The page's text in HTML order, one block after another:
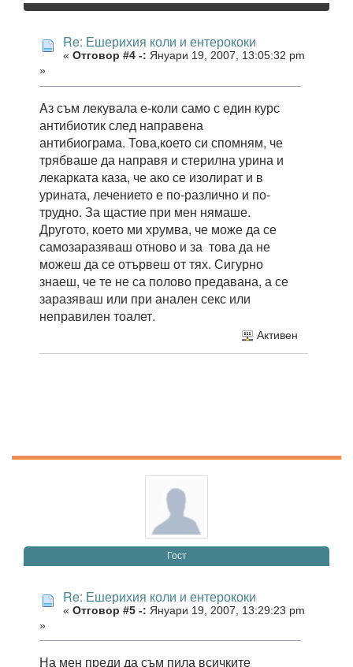
Re: Ешерихия коли и ентерококи
« Отговор #4 -: Януари 19, 2007, 13:05:32 pm
»
Aз съм лекувала е-коли само с един курс
антибиотик след направена
антибиограма. Това,което си спомням, че
трябваше да направя и стерилна урина и
лекарката каза, че ако се изолират и в
урината, лечението е по-различно и по-
трудно. За щастие при мен нямаше.
Другото, което ми хрумва, че може да се
самозаразяваш отново и за това да не
можеш да се отървеш от тях. Сигурно
знаеш, че те не са полово предавана, а се
заразяваш или при анален секс или
неправилен тоалет.
Активен
Гост
Re: Ешерихия коли и ентерококи
« Отговор #5 -: Януари 19, 2007, 13:29:23 pm
»
На мен преди да съм пила всичките